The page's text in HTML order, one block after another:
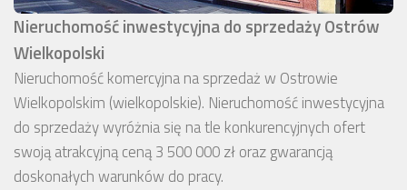
Nieruchomość inwestycyjna do sprzedaży Ostrów
Wielkopolski
Nieruchomość komercyjna na sprzedaż w Ostrowie
Wielkopolskim (wielkopolskie). Nieruchomość inwestycyjna
do sprzedaży wyróżnia się na tle konkurencyjnych ofert
swoją atrakcyjną ceną 3 500 000 zł oraz gwarancją
doskonałych warunków do pracy.